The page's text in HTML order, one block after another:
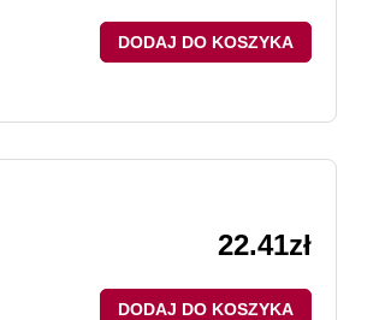
DODAJ DO KOSZYKA
22.41zł
DODAJ DO KOSZYKA